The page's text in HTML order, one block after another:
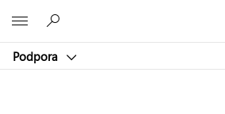
Podpora